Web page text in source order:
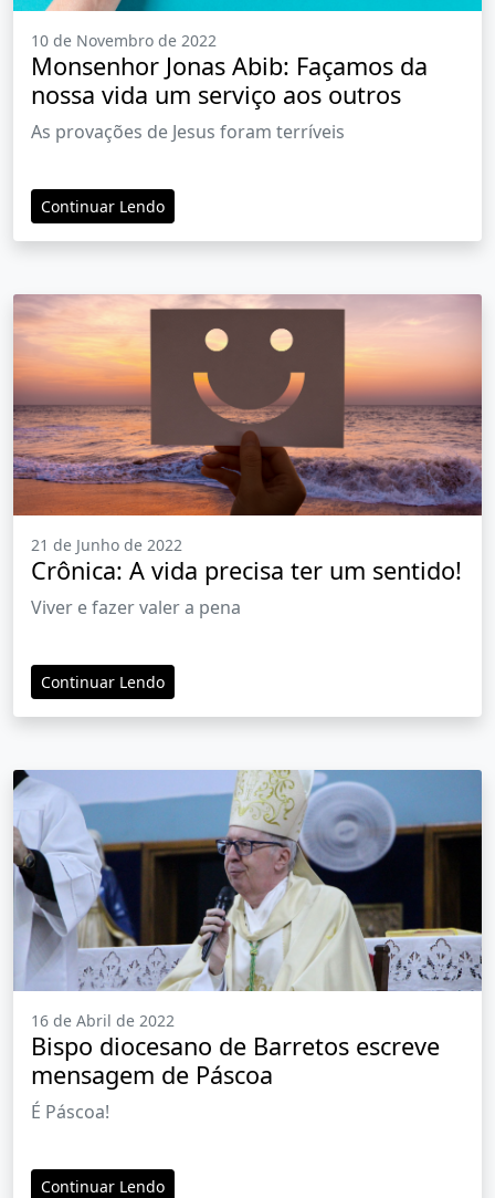
10 de Novembro de 2022
Monsenhor Jonas Abib: Façamos da
nossa vida um serviço aos outros
As provações de Jesus foram terríveis
Continuar Lendo
21 de Junho de 2022
Crônica: A vida precisa ter um sentido!
Viver e fazer valer a pena
Continuar Lendo
16 de Abril de 2022
Bispo diocesano de Barretos escreve
mensagem de Páscoa
É Páscoa!
Continuar Lendo